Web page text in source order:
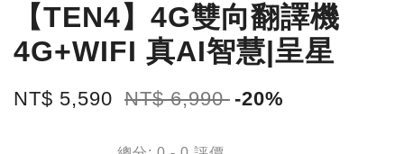
【TEN4】4G雙向翻譯機
4G+WIFI 真AI智慧|呈星
NT$ 5,590 NT$ 6,990 -20%